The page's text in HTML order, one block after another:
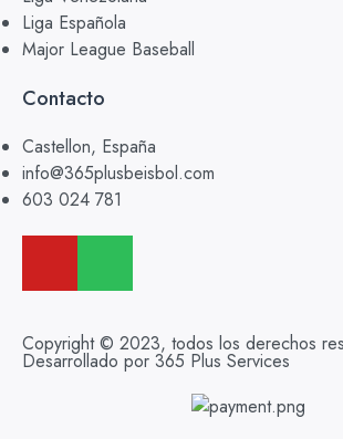
Liga Española
Major League Baseball
Contacto
Castellon, España
info@365plusbeisbol.com
603 024 781
Copyright © 2023, todos los derechos
Desarrollado por 365 Plus Services